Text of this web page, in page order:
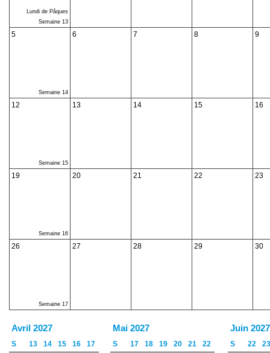
Lundi de Pâques
Semaine 13
5
Semaine 14
6 7 8 9
12
Semaine 15
13 14 15 16
19
Semaine 16
20 21 22 23
26
Semaine 17
27 28 29 30
Avril 2027
S 13 14 15 16
17
Mai 2027
S 17 18 19 20 21
22
Juin 2027
S 22
23